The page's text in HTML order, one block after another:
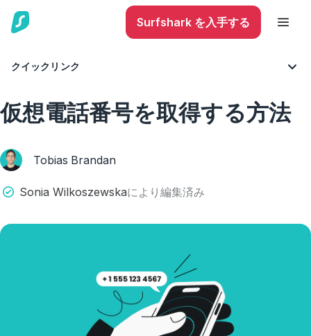
Surfshark を入手する
クイックリンク
ブログ サイバーセキュリティ
仮想電話番号を取得する方法
Tobias Brandan
Sonia Wilkoszewskaにより編集済み